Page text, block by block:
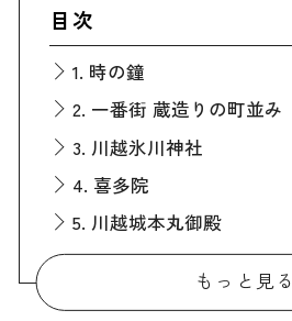
目次
1. 時の鐘
2. 一番街 蔵造りの町並み
3. 川越氷川神社
4. 喜多院
5. 川越城本丸御殿
6. 仙波東照宮
7. 川越まつり会館
もっと見る